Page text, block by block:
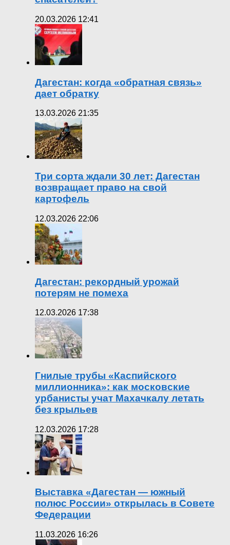
20.03.2026 12:41
Дагестан: когда «обратная связь»
дает обратку
13.03.2026 21:35
Три сорта ждали 30 лет: Дагестан
возвращает право на свой
картофель
12.03.2026 22:06
Дагестан: рекордный урожай
потерям не помеха
12.03.2026 17:38
Гнилые трубы «Каспийского
миллионника»: как московские
урбанисты учат Махачкалу летать
без крыльев
12.03.2026 17:28
Выставка «Дагестан — южный
полюс России» открылась в Совете
Федерации
11.03.2026 16:26